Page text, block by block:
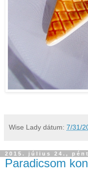
Wise Lady dátum: 7/31/
2015. július 24.,
Paradicsom